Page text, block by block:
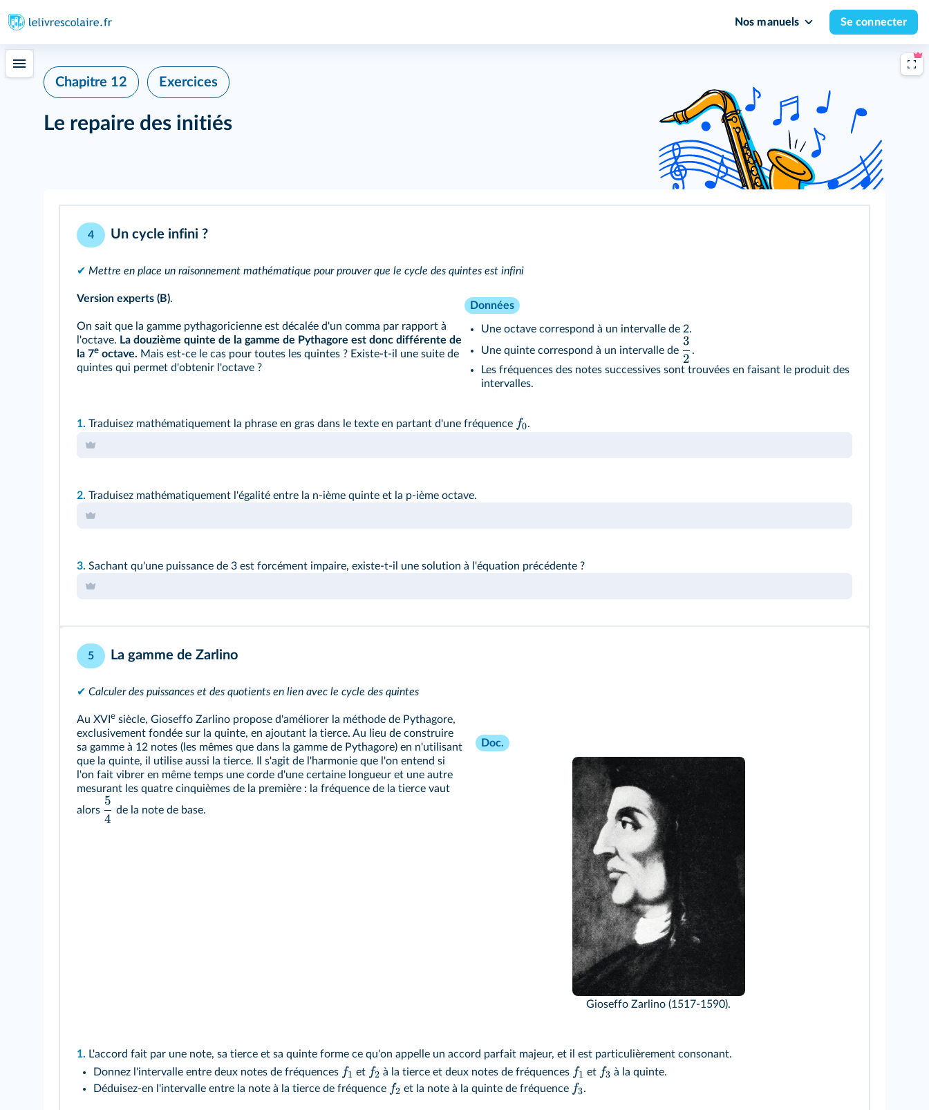
Nos manuels Se connecter
Chapitre 12 Exercices
Le repaire des initiés
4 Un cycle infini ?
✔ Mettre en place un raisonnement mathématique pour prouver que le cycle des quintes est infini
Version experts (B).
On sait que la gamme pythagoricienne est décalée d'un comma par rapport à
l'octave. La douzième quinte de la gamme de Pythagore est donc différente de
la 7e octave. Mais est-ce le cas pour toutes les quintes ? Existe-t-il une suite de
quintes qui permet d'obtenir l'octave ?
Données
Une octave correspond à un intervalle de 2.
Une quinte correspond à un intervalle de
2
3
.
Les fréquences des notes successives sont trouvées en faisant le produit des
intervalles.
1. Traduisez mathématiquement la phrase en gras dans le texte en partant d'une fréquence f0.
2. Traduisez mathématiquement l'égalité entre la n-ième quinte et la p-ième octave.
3. Sachant qu'une puissance de 3 est forcément impaire, existe-t-il une solution à l'équation précédente ?
5 La gamme de Zarlino
✔ Calculer des puissances et des quotients en lien avec le cycle des quintes
Au XVI e siècle, Gioseffo Zarlino propose d'améliorer la méthode de Pythagore,
exclusivement fondée sur la quinte, en ajoutant la tierce. Au lieu de construire
sa gamme à 12 notes (les mêmes que dans la gamme de Pythagore) en n'utilisant
que la quinte, il utilise aussi la tierce. Il s'agit de l'harmonie que l'on entend si
l'on fait vibrer en même temps une corde d'une certaine longueur et une autre
mesurant les quatre cinquièmes de la première : la fréquence de la tierce vaut
alors
4
5
de la note de base.
Doc.
Gioseffo Zarlino (1517-1590).
1. L'accord fait par une note, sa tierce et sa quinte forme ce qu'on appelle un accord parfait majeur, et il est particulièrement consonant.
Donnez l'intervalle entre deux notes de fréquences f1 et f2 à la tierce et deux notes de fréquences f1 et f3 à la quinte.
Déduisez-en l'intervalle entre la note à la tierce de fréquence f2 et la note à la quinte de fréquence f3.